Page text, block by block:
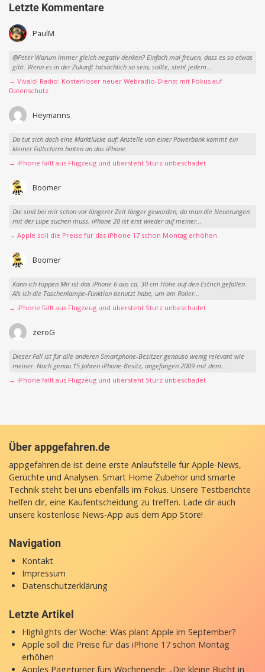
Letzte Kommentare
PaulM
@Peter Warum immer gleich negativ denken? Einfach mal freuen, dass es so etwas
gibt. Wenn es in der Zukunft tatsächlich so sein, sollte, steht jedem...
→ Vivaldi Radio: Kostenloser neuer Webradio-Dienst mit Fokus auf
Datenschutz
Heymanns
Da tut sich doch eine Marktlücke auf: Anstelle von einer Powerbank kommt ein
kleiner Fallschirm hinten an das iPhone.
→ iPhone fällt aus Flugzeug und übersteht Sturz unbeschadet
Boomer
Die sind bei mir schon vor längerer Zeit länger geworden, da man die Neuerungen
mit der Lupe suchen muss. iPhone 20 ist erst wieder auf meiner...
→ Apple soll die Preise für das iPhone 17 schon Montag erhöhen
Boomer
Kann ich toppen Mir ist das iPhone 6 aus ca. 30 cm Höhe auf den Estrich gefallen.
Als ich die Taschenlampe-Funktion benutzt habe, um am Roller...
→ iPhone fällt aus Flugzeug und übersteht Sturz unbeschadet
zeroG
Dieser Fall ist für alle anderen Smartphone-Besitzer genauso wenig relevant wie
meiner. Nach genau 15 Jahren iPhone-Besitz, angefangen 2009 mit dem...
→ iPhone fällt aus Flugzeug und übersteht Sturz unbeschadet
Über appgefahren.de
appgefahren.de ist deine erste Anlaufstelle für Apple-News,
Gerüchte und Analysen. Smart Home Zubehör und smarte
Technik steht bei uns ebenfalls im Fokus. Unsere Testberichte
helfen dir, eine Kaufentscheidung zu treffen. Lade dir auch
unsere kostenlose News-App aus dem App Store!
Navigation
Kontakt
Impressum
Datenschutzerklärung
Letzte Artikel
Highlights der Woche: Was plant Apple im September?
Apple soll die Preise für das iPhone 17 schon Montag
erhöhen
Apples Pageturner fürs Wochenende: „Die kleine Bucht in